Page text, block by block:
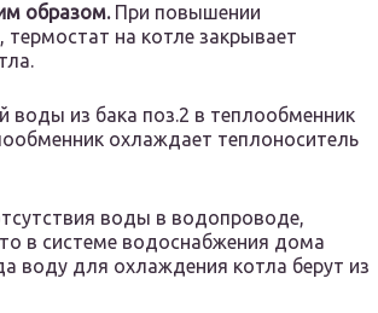
образом.При повышении
на котле закрывает
воды из бака поз.2 в теплообменник
охлаждает теплоноситель
воды в водопроводе,
в системе водоснабжения дома
воду для охлаждения котла берут из